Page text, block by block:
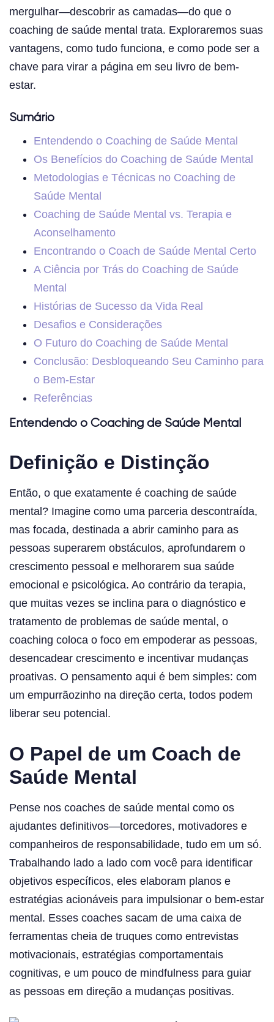
mergulhar—descobrir as camadas—do que o
coaching de saúde mental trata. Exploraremos suas
vantagens, como tudo funciona, e como pode ser a
chave para virar a página em seu livro de bem-
estar.
Sumário
Entendendo o Coaching de Saúde Mental
Os Benefícios do Coaching de Saúde Mental
Metodologias e Técnicas no Coaching de
Saúde Mental
Coaching de Saúde Mental vs. Terapia e
Aconselhamento
Encontrando o Coach de Saúde Mental Certo
A Ciência por Trás do Coaching de Saúde
Mental
Histórias de Sucesso da Vida Real
Desafios e Considerações
O Futuro do Coaching de Saúde Mental
Conclusão: Desbloqueando Seu Caminho para
o Bem-Estar
Referências
Entendendo o Coaching de Saúde Mental
Definição e Distinção
Então, o que exatamente é coaching de saúde
mental? Imagine como uma parceria descontraída,
mas focada, destinada a abrir caminho para as
pessoas superarem obstáculos, aprofundarem o
crescimento pessoal e melhorarem sua saúde
emocional e psicológica. Ao contrário da terapia,
que muitas vezes se inclina para o diagnóstico e
tratamento de problemas de saúde mental, o
coaching coloca o foco em empoderar as pessoas,
desencadear crescimento e incentivar mudanças
proativas. O pensamento aqui é bem simples: com
um empurrãozinho na direção certa, todos podem
liberar seu potencial.
O Papel de um Coach de
Saúde Mental
Pense nos coaches de saúde mental como os
ajudantes definitivos—torcedores, motivadores e
companheiros de responsabilidade, tudo em um só.
Trabalhando lado a lado com você para identificar
objetivos específicos, eles elaboram planos e
estratégias acionáveis para impulsionar o bem-estar
mental. Esses coaches sacam de uma caixa de
ferramentas cheia de truques como entrevistas
motivacionais, estratégias comportamentais
cognitivas, e um pouco de mindfulness para guiar
as pessoas em direção a mudanças positivas.